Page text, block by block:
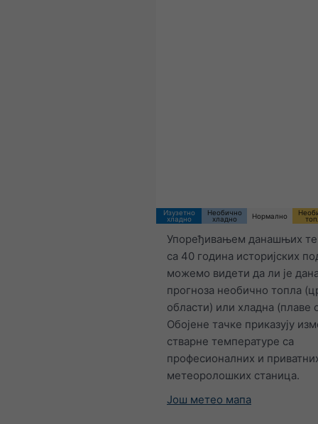
Изузетно
хладно
Необично
хладно
Нормално
Упоређивањем данашњих
са 40 година историјских
можемо видети да ли је
прогноза необично топла
области) или хладна (плаве
Обојене тачке приказују
стварне температуре са
професионалних и
метеоролошких станица.
Још метео мапа